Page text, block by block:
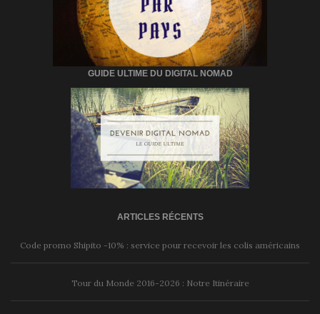
GUIDE ULTIME DU DIGITAL NOMAD
ARTICLES RÉCENTS
Code promo Shipito -10% : service pour recevoir les colis américains
Tour du Monde 2016-2026 : Notre Itinéraire